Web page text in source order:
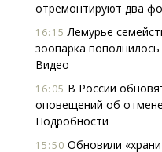
отремонтируют два
16:15 Лемурье
зоопарка
Видео
16:05 В России
оповещений об
Подробности
15:50 Обновили